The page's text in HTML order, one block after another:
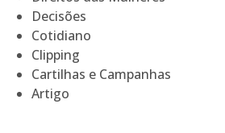
Decisões
Cotidiano
Clipping
Cartilhas e Campanhas
Artigo